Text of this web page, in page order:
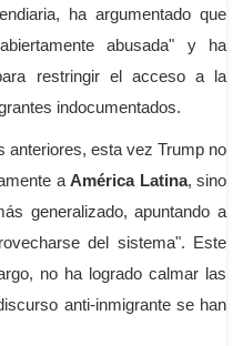
ha argumentado que
abusada" y ha
restringir el acceso a la
indocumentados.
anteriores, esta vez Trump no
a América Latina, sino
generalizado, apuntando a
del sistema". Este
no ha logrado calmar las
anti-inmigrante se han